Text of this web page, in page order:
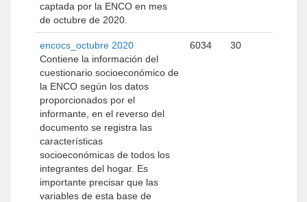
captada por la ENCO en mes
de octubre de 2020.
encocs_octubre 2020
Contiene la información del
cuestionario socioeconómico de
la ENCO según los datos
proporcionados por el
informante, en el reverso del
documento se registra las
características
socioeconómicas de todos los
integrantes del hogar. Es
importante precisar que las
variables de esta base de
6034 30